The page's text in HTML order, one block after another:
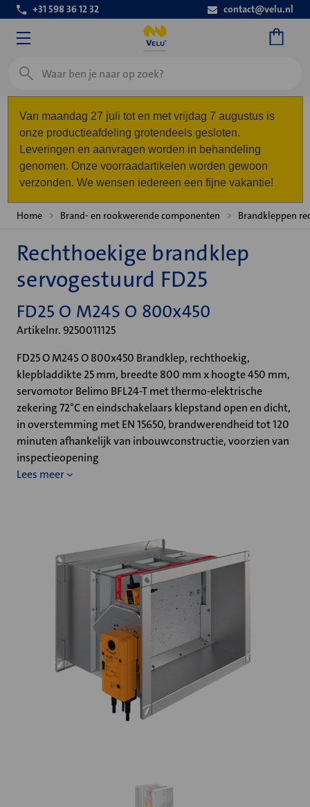
+31 598 36 12 32 contact@velu.nl
Zoeken
Van maandag 27 juli tot en met vrijdag 7 augustus is
onze productieafdeling grotendeels gesloten.
Leveringen en aanvragen worden in behandeling
genomen. Onze voorraadartikelen worden gewoon
verzonden. We wensen iedereen een fijne vakantie!
Home Brand- en rookwerende componenten Brandkleppen
Rechthoekige brandklep
servogestuurd FD25
FD25 O M24S O 800x450
Artikelnr. 9250011125
FD25 O M24S O 800x450 Brandklep, rechthoekig,
klepbladdikte 25 mm, breedte 800 mm x hoogte 450 mm,
servomotor Belimo BFL24-T met thermo-elektrische
zekering 72°C en eindschakelaars klepstand open en dicht,
in overstemming met EN 15650, brandwerendheid tot 120
minuten afhankelijk van inbouwconstructie, voorzien van
inspectieopening
Lees meer